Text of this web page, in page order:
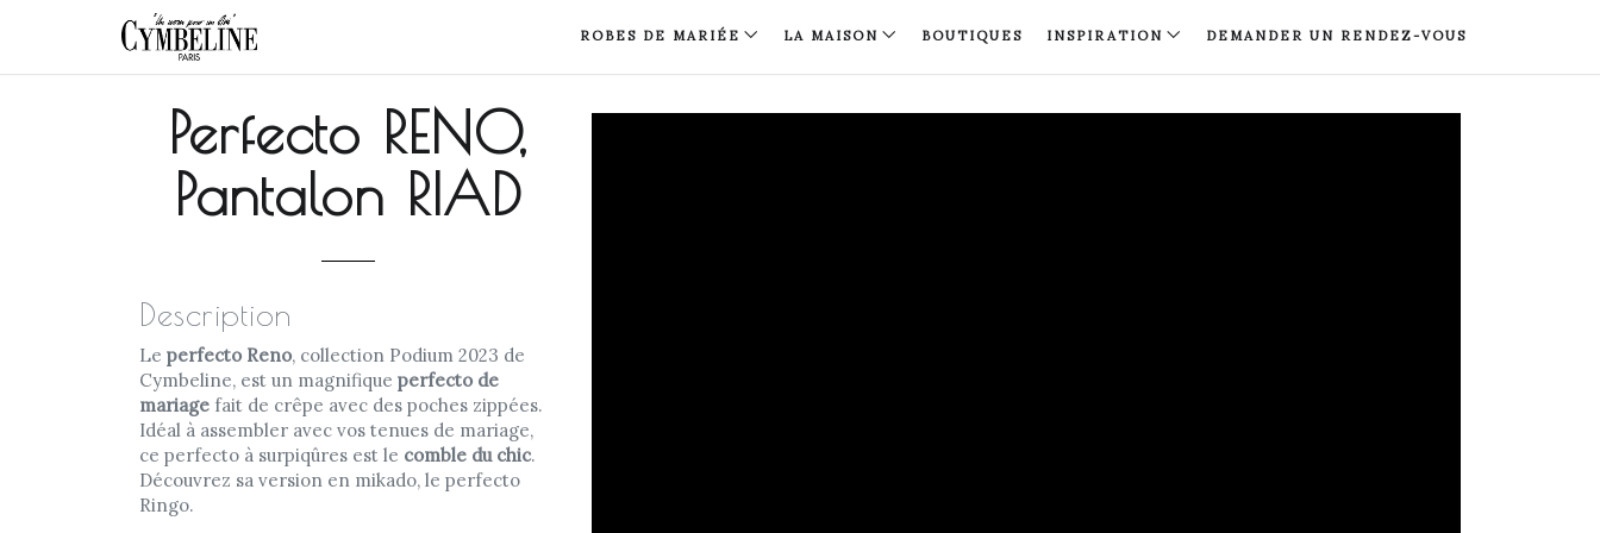
ROBES DE MARIÉE LA MAISON BOUTIQUES INSPIRATION DEMANDER UN RENDEZ-VOUS
Perfecto RENO,
Pantalon RIAD
Description
Le perfecto Reno, collection Podium 2023 de
Cymbeline, est un magnifique perfecto de
mariage fait de crêpe avec des poches zippées.
Idéal à assembler avec vos tenues de mariage,
ce perfecto à surpiqûres est le comble du chic.
Découvrez sa version en mikado, le perfecto
Ringo.